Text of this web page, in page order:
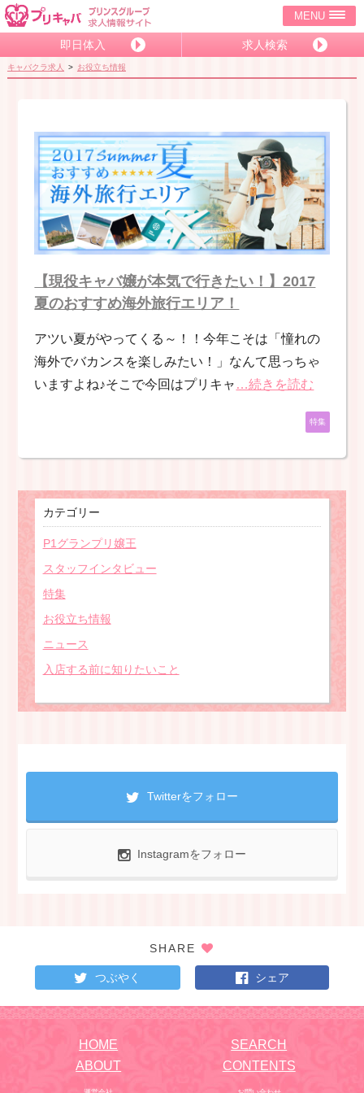
MENU
即日体入 求人検索
キャバクラ求人 お役立ち情報
【現役キャバ嬢が本気で行きたい！】2017
夏のおすすめ海外旅行エリア！
アツい夏がやってくる～！！今年こそは「憧れの
海外でバカンスを楽しみたい！」なんて思っちゃ
いますよね♪そこで今回はプリキャ …続きを読む
特集
カテゴリー
P1グランプリ嬢王
スタッフインタビュー
特集
お役立ち情報
ニュース
入店する前に知りたいこと
Twitterをフォロー
Instagramをフォロー
SHARE
つぶやく シェア
HOME
SEARCH
ABOUT
CONTENTS